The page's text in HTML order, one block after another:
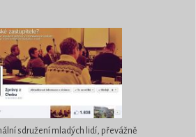
sdružení mladých lidí, převážně